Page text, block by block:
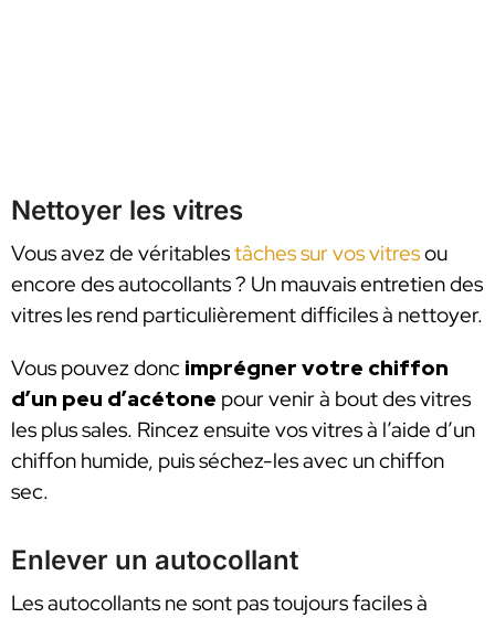
Nettoyer les vitres
Vous avez de véritablestâches sur vos vitresou
encore des autocollants ? Un mauvais entretien des
vitres les rend particulièrement difficiles à nettoyer.
Vous pouvez donc imprégner votre chiffon
d’un peu d’acétone pour venir à bout des vitres
les plus sales. Rincez ensuite vos vitres à l’aide d’un
chiffon humide, puis séchez-les avec un chiffon
sec.
Enlever un autocollant
Les autocollants ne sont pas toujours faciles à